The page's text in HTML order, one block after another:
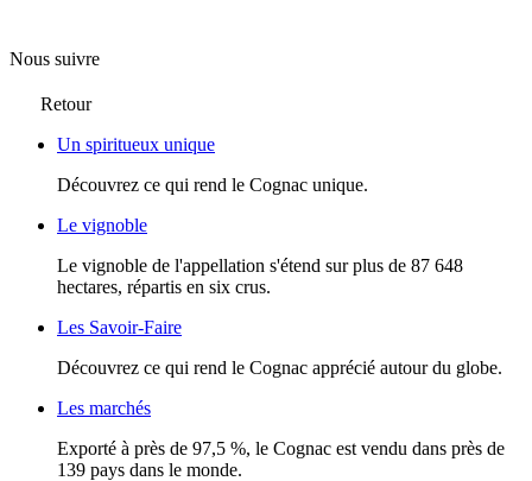
Nous suivre
Retour
Un spiritueux unique
Découvrez ce qui rend le Cognac unique.
Le vignoble
Le vignoble de l'appellation s'étend sur plus de 87 648
hectares, répartis en six crus.
Les Savoir-Faire
Découvrez ce qui rend le Cognac apprécié autour du globe.
Les marchés
Exporté à près de 97,5 %, le Cognac est vendu dans près de
139 pays dans le monde.